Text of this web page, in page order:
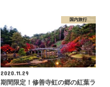
国内旅行
2020.11.29
期間限定！修善寺虹の郷の紅葉ラ